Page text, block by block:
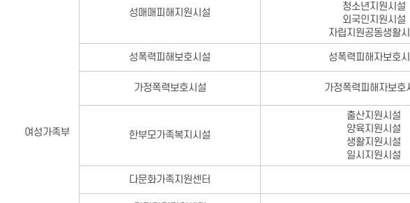
여성가족부
성매매피해지원시설
청소년지원시설
외국인지원시설
자립지원공동생활
성폭력피해보호시설 성폭력피해자보호
가정폭력보호시설 가정폭력피해자보호
한부모가족복지시설
출산지원시설
양육지원시설
생활지원시설
일시지원시설
다문화가족지원센터